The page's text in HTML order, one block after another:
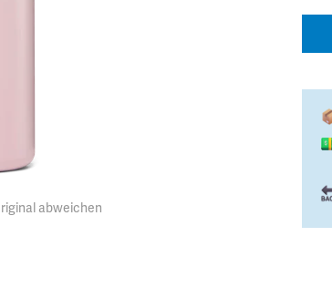
abweichen